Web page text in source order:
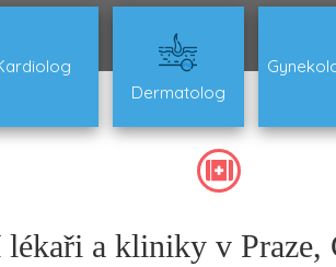
Dermatolog
a kliniky v Praze,